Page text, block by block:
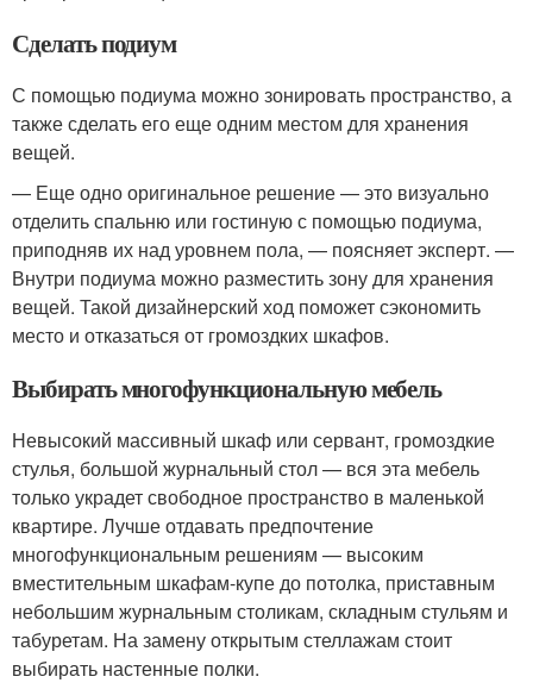
Сделать подиум
С помощью подиума можно зонировать пространство, а
также сделать его еще одним местом для хранения
вещей.
— Еще одно оригинальное решение — это визуально
отделить спальню или гостиную с помощью подиума,
приподняв их над уровнем пола, — поясняет эксперт. —
Внутри подиума можно разместить зону для хранения
вещей. Такой дизайнерский ход поможет сэкономить
место и отказаться от громоздких шкафов.
Выбирать многофункциональную мебель
Невысокий массивный шкаф или сервант, громоздкие
стулья, большой журнальный стол — вся эта мебель
только украдет свободное пространство в маленькой
квартире. Лучше отдавать предпочтение
многофункциональным решениям — высоким
вместительным шкафам-купе до потолка, приставным
небольшим журнальным столикам, складным стульям и
табуретам. На замену открытым стеллажам стоит
выбирать настенные полки.